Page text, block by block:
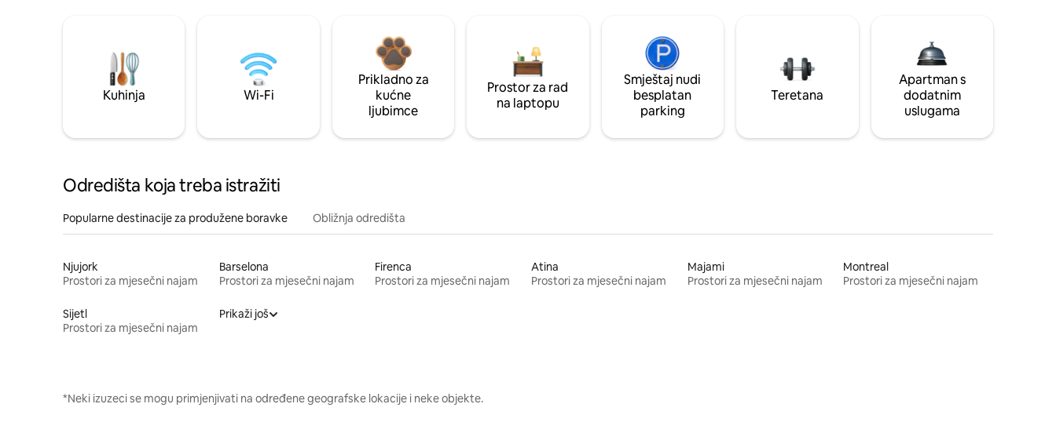
Kuhinja Wi-Fi
Prikladno za
kućne
ljubimce
Prostor za rad
na laptopu
Smještaj nudi
besplatan
parking
Teretana
Apartman s
dodatnim
uslugama
Odredišta koja treba istražiti
Popularne destinacije za produžene boravke Obližnja odredišta
Njujork
Prostori za mjesečni najam
Barselona
Prostori za mjesečni najam
Firenca
Prostori za mjesečni najam
Atina
Prostori za mjesečni najam
Majami
Prostori za mjesečni najam
Montreal
Prostori za mjesečni najam
Sijetl
Prostori za mjesečni najam
Prikaži još
*Neki izuzeci se mogu primjenjivati na određene geografske lokacije i neke objekte.